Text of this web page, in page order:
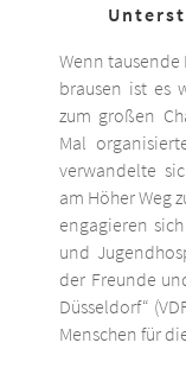
Wenn
brausen ist es
zum großen
Mal
verwandelte
am Höher Weg
engagieren
und
der Freunde
Düsseldorf“
Menschen für